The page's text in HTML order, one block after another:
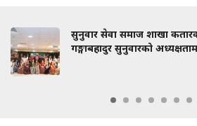
सुनुवार सेवा समाज शाखा कतारको
गङ्गाबहादुर सुनुवारको अध्यक्षतामा